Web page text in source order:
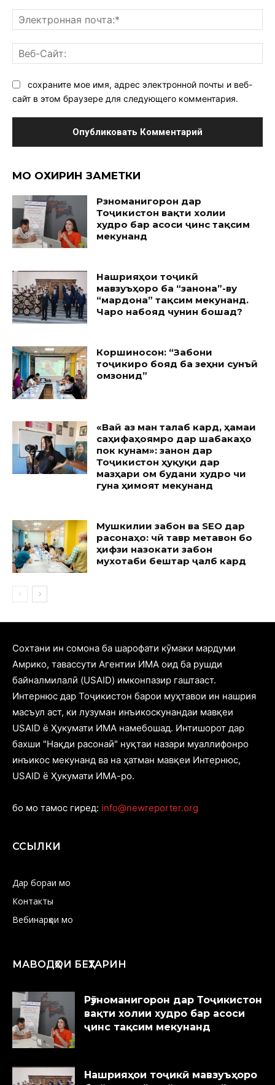
сохраните мое имя, адрес электронной почты и веб-
сайт в этом браузере для следующего комментария.
МО ОХИРИН ЗАМЕТКИ
Рӯзноманигорон дар
Тоҷикистон вақти холии
худро бар асоси ҷинс тақсим
мекунанд
Нашрияҳои тоҷикӣ
мавзуъҳоро ба “занона”-ву
“мардона” тақсим мекунанд.
Чаро набояд чунин бошад?
Коршиносон: “Забони
тоҷикиро бояд ба зеҳни сунъӣ
омӯзонид”
«Вай аз ман талаб кард, ҳамаи
саҳифаҳоямро дар шабакаҳо
пок кунам»: занон дар
Тоҷикистон ҳуқуқи дар
мазҳари ом будани худро чи
гуна ҳимоят мекунанд
Мушкилии забон ва SEO дар
расонаҳо: чӣ тавр метавон бо
ҳифзи назокати забон
мухотаби бештар ҷалб кард
Cохтани ин сомона ба шарофати кӯмаки мардуми
Амрико, тавассути Агентии ИМА оид ба рушди
байналмилалӣ (USAID) имконпазир гаштааст.
Интернюс дар Тоҷикистон барои муҳтавои ин нашрия
масъул аст, ки лузуман инъикоскунандаи мавқеи
USAID ё Ҳукумати ИМА намебошад. Интишорот дар
бахши "Нақди расонаӣ" нуқтаи назари муаллифонро
инъикос мекунанд ва на ҳатман мавқеи Интернюс,
USAID ё Ҳукумати ИМА-ро.
бо мо тамос гиред: info@newreporter.org
ССЫЛКИ
Дар бораи мо
Контакты
Вебинарҳои мо
МАВОДҲОИ БЕҲТАРИН
Рӯзноманигорон дар Тоҷикистон
вақти холии худро бар асоси
ҷинс тақсим мекунанд
Нашрияҳои тоҷикӣ мавзуъҳоро